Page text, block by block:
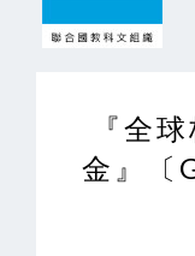
『全
金』〔